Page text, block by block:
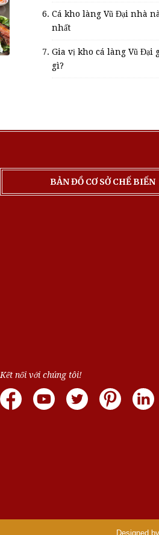
Cá kho làng Vũ Đại nhà
nhất
Gia vị kho cá làng Vũ Đại
gì?
BẢN ĐỒ CƠ SỞ CHẾ BIẾN
Kết nối với chúng tôi!
Designed